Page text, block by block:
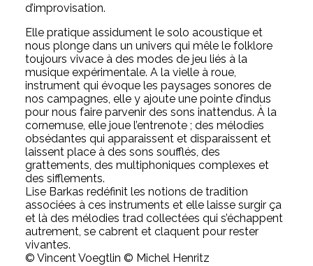
d’improvisation.
Elle pratique assidument le solo acoustique et
nous plonge dans un univers qui mêle le folklore
toujours vivace à des modes de jeu liés à la
musique expérimentale. A la vielle à roue,
instrument qui évoque les paysages sonores de
nos campagnes, elle y ajoute une pointe d’indus
pour nous faire parvenir des sons inattendus. À la
cornemuse, elle joue l’entrenote ; des mélodies
obsédantes qui apparaissent et disparaissent et
laissent place à des sons soufflés, des
grattements, des multiphoniques complexes et
des sifflements.
Lise Barkas redéfinit les notions de tradition
associées à ces instruments et elle laisse surgir ça
et là des mélodies trad collectées qui s’échappent
autrement, se cabrent et claquent pour rester
vivantes.
© Vincent Voegtlin © Michel Henritz